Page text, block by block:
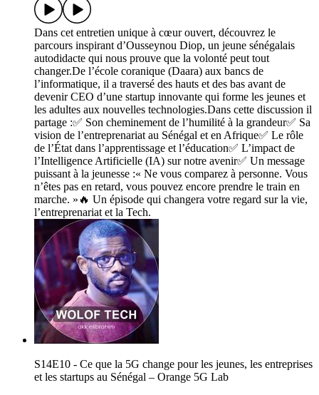
Dans cet entretien unique à cœur ouvert, découvrez le
parcours inspirant d’Ousseynou Diop, un jeune sénégalais
autodidacte qui nous prouve que la volonté peut tout
changer.De l’école coranique (Daara) aux bancs de
l’informatique, il a traversé des hauts et des bas avant de
devenir CEO d’une startup innovante qui forme les jeunes et
les adultes aux nouvelles technologies.Dans cette discussion il
partage :✅ Son cheminement de l’humilité à la grandeur✅ Sa
vision de l’entreprenariat au Sénégal et en Afrique✅ Le rôle
de l’État dans l’apprentissage et l’éducation✅ L’impact de
l’Intelligence Artificielle (IA) sur notre avenir✅ Un message
puissant à la jeunesse :« Ne vous comparez à personne. Vous
n’êtes pas en retard, vous pouvez encore prendre le train en
marche. »🔥 Un épisode qui changera votre regard sur la vie,
l’entreprenariat et la Tech.
S14E10 - Ce que la 5G change pour les jeunes, les entreprises
et les startups au Sénégal – Orange 5G Lab